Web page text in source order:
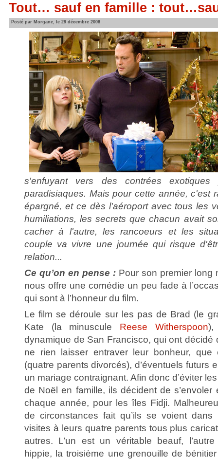
Tout… sauf en famille :
Posté par Morgane, le 29 décembre 2008
s'enfuyant vers des contrées
paradisiaques. Mais pour cette année, c'est
épargné, et ce dès l'aéroport avec tous les
humiliations, les secrets que chacun avait
cacher à l'autre, les rancoeurs et les
couple va vivre une journée qui risque
relation...
Ce qu’on en pense : Pour son premier long
nous offre une comédie un peu fade à
qui sont à l’honneur du film.
Le film se déroule sur les pas de Brad (le
Kate (la minuscule Reese Witherspoon),
dynamique de San Francisco, qui ont décidé
ne rien laisser entraver leur bonheur, que
(quatre parents divorcés), d’éventuels futurs
un mariage contraignant. Afin donc d’éviter
de Noël en famille, ils décident de s’envoler
chaque année, pour les îles Fidji.
de circonstances fait qu’ils se voient dans
visites à leurs quatre parents tous plus
autres. L’un est un véritable beauf,
hippie, la troisième une grenouille de